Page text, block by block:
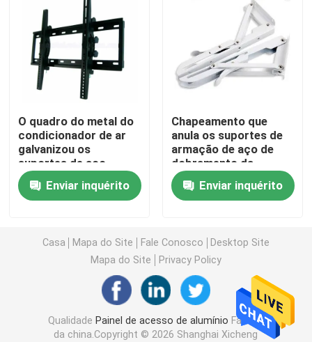
Acessórios do Drywall
tampa do dreno de assoalho
Painel de acesso do PVC
Metal que carimba as peças
Braçadeira do grampo de mola
fio de aço
O quadro do metal do
condicionador de ar
galvanizou os
suportes de aço
Enviar inquérito
Chapeamento que
anula os suportes de
armação de aço de
dobramento da
prateleira de 2mm
Enviar inquérito
Casa Mapa do Site Fale Conosco
Desktop Site
Mapa do Site
Privacy Policy
Qualidade Painel de acesso de alumínio Fábrica
da china.Copyright © 2026 Shanghai Xicheng